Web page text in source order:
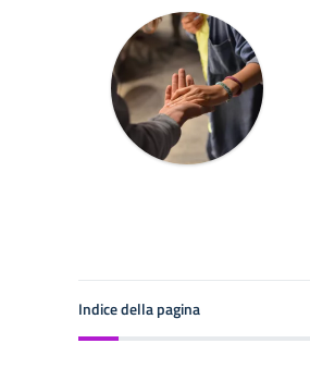
Indice della pagina